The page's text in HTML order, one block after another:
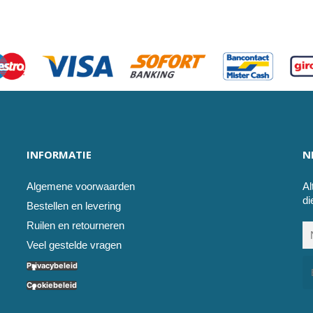
INFORMATIE
Algemene voorwaarden
Bestellen en levering
Ruilen en retourneren
Veel gestelde vragen
Privacybeleid
Cookiebeleid